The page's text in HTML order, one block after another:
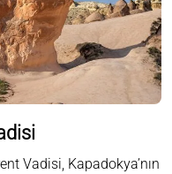
Vadisi, Kapadokya’nın